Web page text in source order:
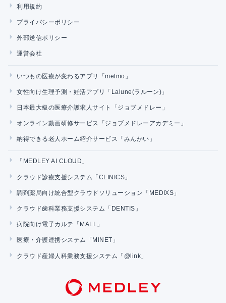
利用規約
プライバシーポリシー
外部送信ポリシー
運営会社
いつもの医療が変わるアプリ「melmo」
女性向け生理予測・妊活アプリ「Lalune(ラルーン)」
日本最大級の医療介護求人サイト「ジョブメドレー」
オンライン動画研修サービス「ジョブメドレーアカデミー」
納得できる老人ホーム紹介サービス「みんかい」
「MEDLEY AI CLOUD」
クラウド診療支援システム「CLINICS」
調剤薬局向け統合型クラウドソリューション「MEDIXS」
クラウド歯科業務支援システム「DENTIS」
病院向け電子カルテ「MALL」
医療・介護連携システム「MINET」
クラウド産婦人科業務支援システム「@link」